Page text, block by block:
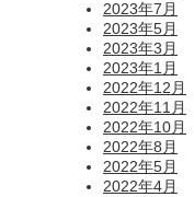
2023年7月
2023年5月
2023年3月
2023年1月
2022年12月
2022年11月
2022年10月
2022年8月
2022年5月
2022年4月